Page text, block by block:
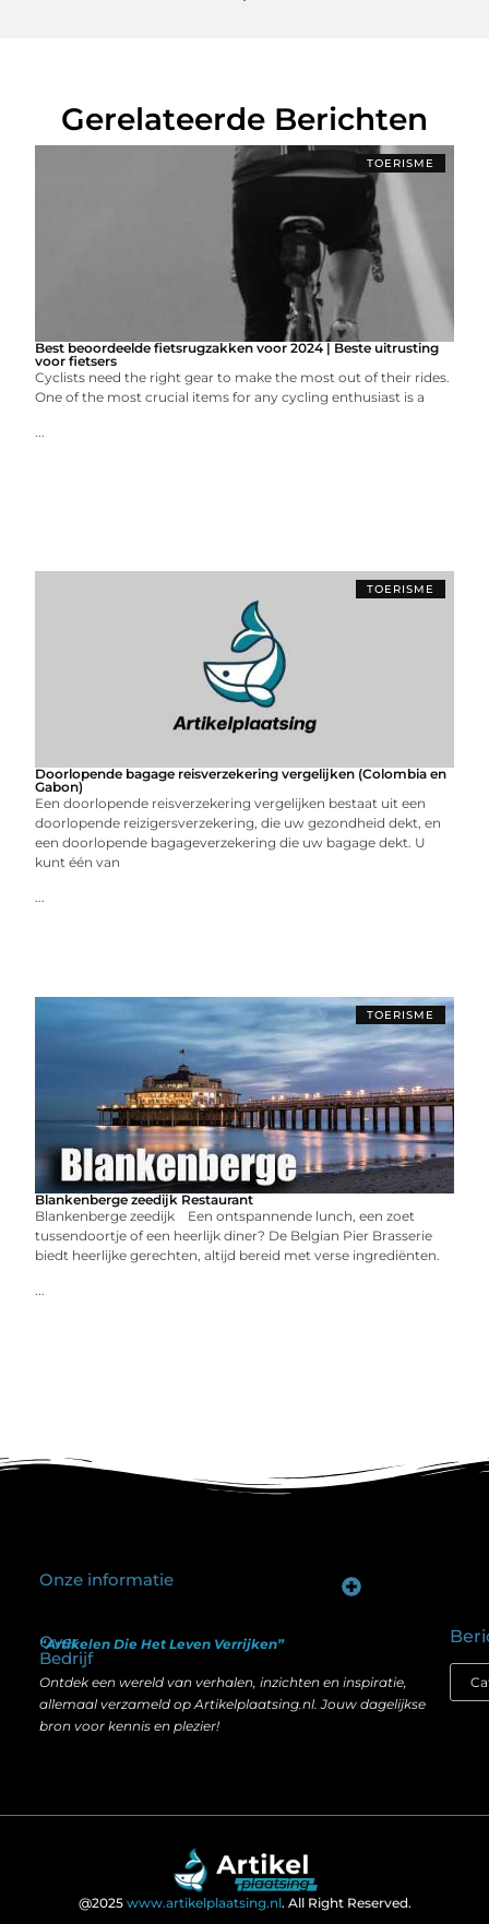
Gerelateerde Berichten
TOERISME
Best beoordeelde fietsrugzakken voor 2024 | Beste uitrusting
voor fietsers
Cyclists need the right gear to make the most out of their rides.
One of the most crucial items for any cycling enthusiast is a
...
TOERISME
Doorlopende bagage reisverzekering vergelijken (Colombia en
Gabon)
Een doorlopende reisverzekering vergelijken bestaat uit een
doorlopende reizigersverzekering, die uw gezondheid dekt, en
een doorlopende bagageverzekering die uw bagage dekt. U
kunt één van
...
TOERISME
Blankenberge zeedijk Restaurant
Blankenberge zeedijk Een ontspannende lunch, een zoet
tussendoortje of een heerlijk diner? De Belgian Pier Brasserie
biedt heerlijke gerechten, altijd bereid met verse ingrediënten.
...
Over
Bedrijf
“Artikelen Die Het Leven Verrijken”
Ontdek een wereld van verhalen, inzichten en inspiratie,
allemaal verzameld op Artikelplaatsing.nl. Jouw dagelijkse
bron voor kennis en plezier!
Onze informatie
@2025 www.artikelplaatsing.nl. All Right Reserved.